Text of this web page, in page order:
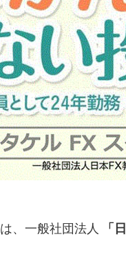
は、一般社団法人
「